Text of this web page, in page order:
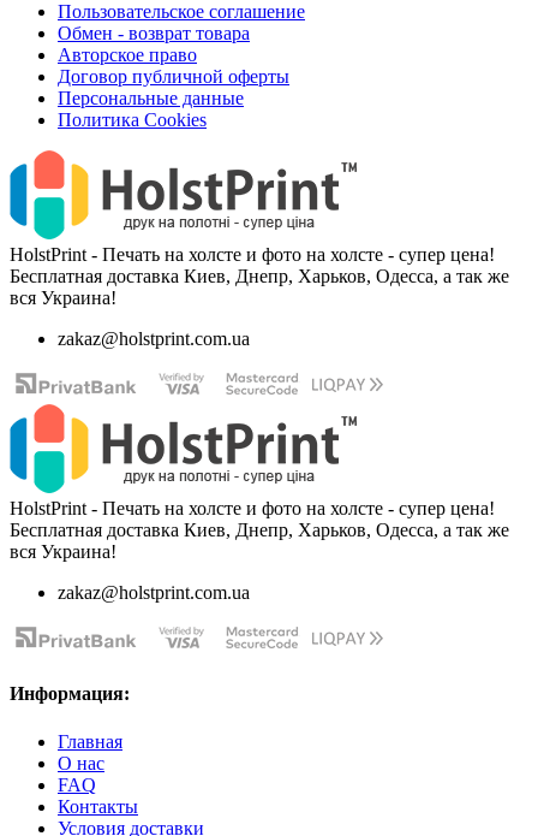
Пользовательское соглашение
Обмен - возврат товара
Авторское право
Договор публичной оферты
Персональные данные
Политика Cookies
HolstPrint - Печать на холсте и фото на холсте - супер цена!
Бесплатная доставка Киев, Днепр, Харьков, Одесса, а так же
вся Украина!
zakaz@holstprint.com.ua
HolstPrint - Печать на холсте и фото на холсте - супер цена!
Бесплатная доставка Киев, Днепр, Харьков, Одесса, а так же
вся Украина!
zakaz@holstprint.com.ua
Информация:
Главная
О нас
FAQ
Контакты
Условия доставки